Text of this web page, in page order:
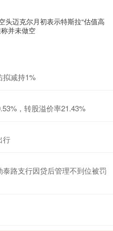
头迈克尔月初表示特斯拉“估值高
并未做空
拟减持1%
，转股溢价率21.43%
行
路支行因贷后管理不到位被罚